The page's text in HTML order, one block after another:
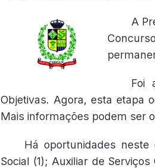
A
Foi
Objetivas. Agora, esta etapa
Mais informações podem ser
Há oportunidades
Social (1); Auxiliar de